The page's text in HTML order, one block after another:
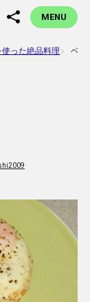
MENU
使った絶品料理 ベー